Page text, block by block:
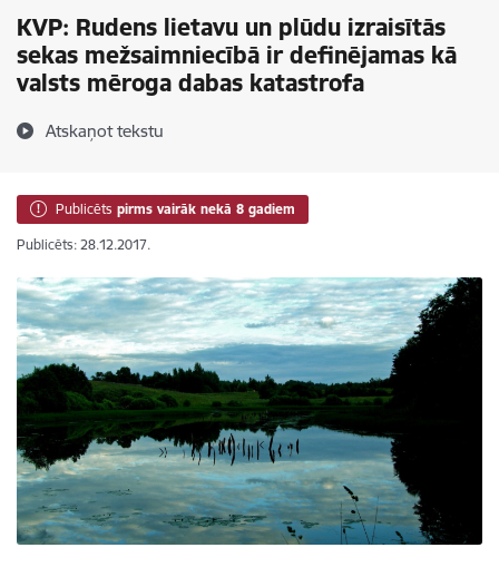
KVP: Rudens lietavu un plūdu izraisītās
sekas mežsaimniecībā ir definējamas kā
valsts mēroga dabas katastrofa
Atskaņot tekstu
Publicēts pirms vairāk nekā 8 gadiem
Publicēts: 28.12.2017.